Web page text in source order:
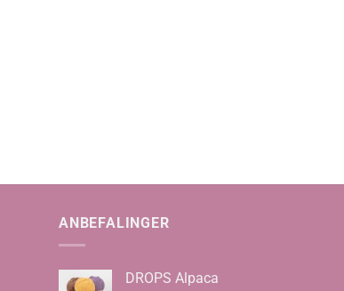
ANBEFALINGER
DROPS Alpaca